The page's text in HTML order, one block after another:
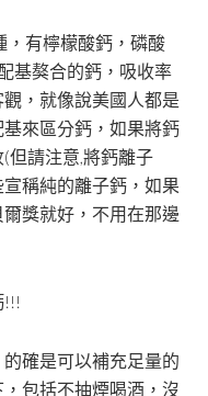
，有檸檬酸鈣，磷酸
基獒合的鈣，吸收率
，就像說美國人都是
來區分鈣，如果將鈣
但請注意,將鈣離子
稱純的離子鈣，如果
獎就好，不用在那邊
!!!
確是可以補充足量的
包括不抽煙喝酒，沒